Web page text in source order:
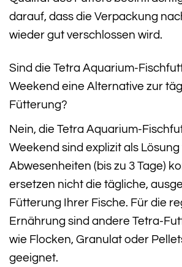
darauf, dass die Verpackung
wieder gut verschlossen wird.
Sind die Tetra Aquarium-
Weekend eine Alternative zur
Fütterung?
Nein, die Tetra Aquarium-
Weekend sind explizit als
Abwesenheiten (bis zu 3 Tage)
ersetzen nicht die tägliche,
Fütterung Ihrer Fische. Für die
Ernährung sind andere Tetra-
wie Flocken, Granulat oder
geeignet.